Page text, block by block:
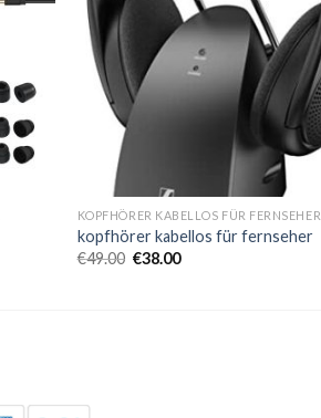
KOPFHÖRER KABELLOS FÜR FERNSEHER
kopfhörer kabellos für fernseher
€49.00 €38.00